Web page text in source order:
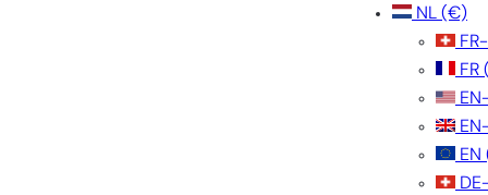
NL (€)
FR
EN